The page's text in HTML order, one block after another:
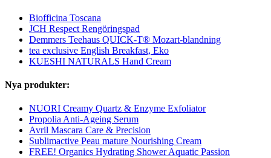
Biofficina Toscana
JCH Respect Rengöringspad
Demmers Teehaus QUICK-T® Mozart-blandning
tea exclusive English Breakfast, Eko
KUESHI NATURALS Hand Cream
Nya produkter:
NUORI Creamy Quartz & Enzyme Exfoliator
Propolia Anti-Ageing Serum
Avril Mascara Care & Precision
Sublimactive Peau mature Nourishing Cream
FREE! Organics Hydrating Shower Aquatic Passion